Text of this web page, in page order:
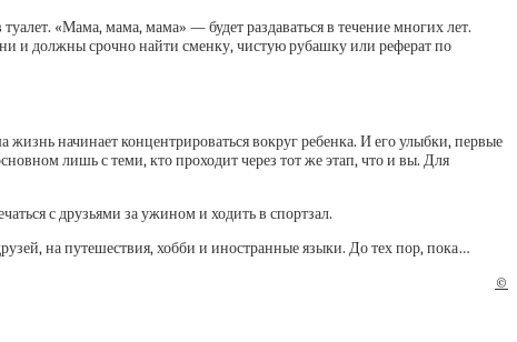
«Мама, мама, мама» — будет раздаваться в течение многих лет.
и должны срочно найти сменку, чистую рубашку или реферат по
начинает концентрироваться вокруг ребенка. И его улыбки, первые
лишь с теми, кто проходит через тот же этап, что и вы. Для
с друзьями за ужином и ходить в спортзал.
на путешествия, хобби и иностранные языки. До тех пор, пока…
©